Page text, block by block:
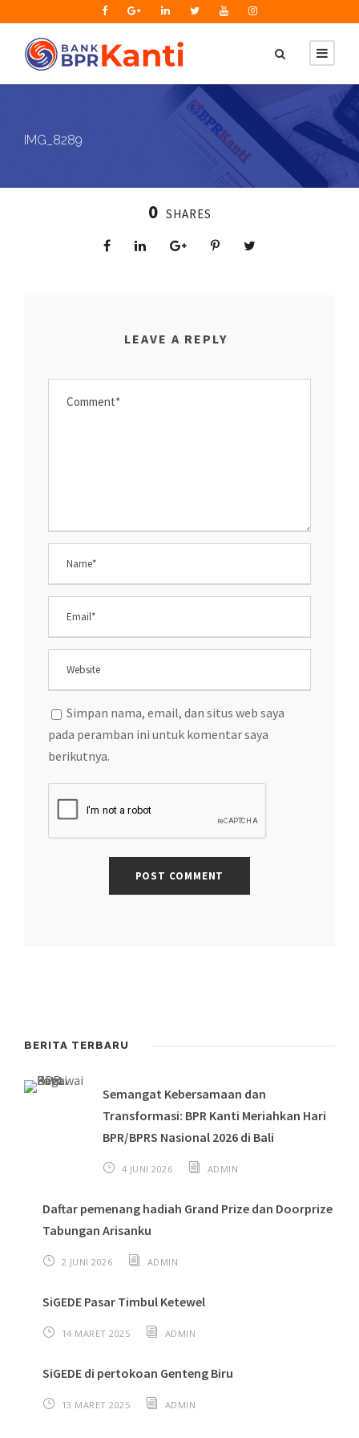
IMG_8289
0 SHARES
LEAVE A REPLY
Simpan nama, email, dan situs web saya
pada peramban ini untuk komentar saya
berikutnya.
BERITA TERBARU
Semangat Kebersamaan dan
Transformasi: BPR Kanti Meriahkan Hari
BPR/BPRS Nasional 2026 di Bali
4 JUNI 2026 ADMIN
Daftar pemenang hadiah Grand Prize dan Doorprize
Tabungan Arisanku
2 JUNI 2026 ADMIN
SiGEDE Pasar Timbul Ketewel
14 MARET 2025 ADMIN
SiGEDE di pertokoan Genteng Biru
13 MARET 2025 ADMIN